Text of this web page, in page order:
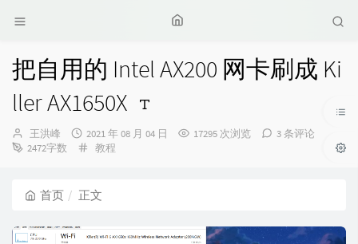
把自用的 Intel AX200 网卡刷成 Ki
ller AX1650X
博
主：
王洪峰
发
布
2021 年 08 月 04 日 17295 次浏览
3 条评论
2472字数
分
教程
首页 正文